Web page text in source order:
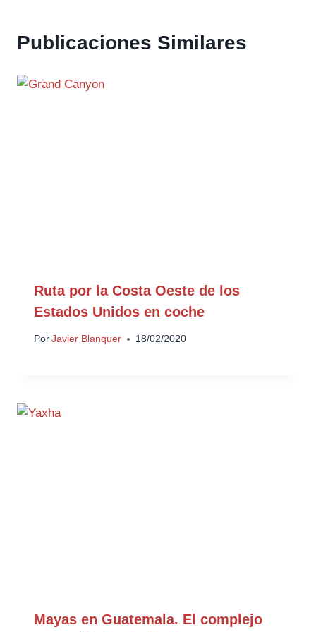
Publicaciones Similares
Ruta por la Costa Oeste de los
Estados Unidos en coche
Por Javier Blanquer 18/02/2020
Mayas en Guatemala. El complejo